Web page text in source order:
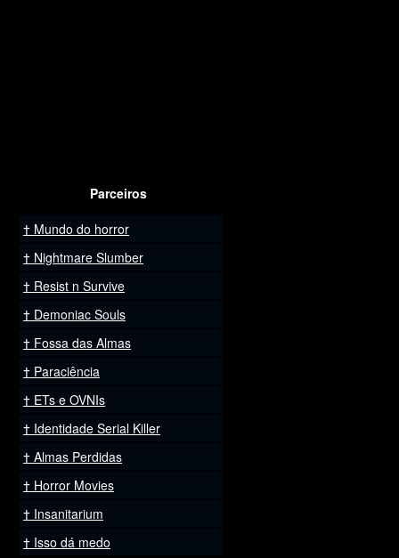
Parceiros
Mundo do horror
Nightmare Slumber
Resist n Survive
Demoniac Souls
Fossa das Almas
Paraciência
ETs e OVNIs
Identidade Serial Killer
Almas Perdidas
Horror Movies
Insanitarium
Isso dá medo